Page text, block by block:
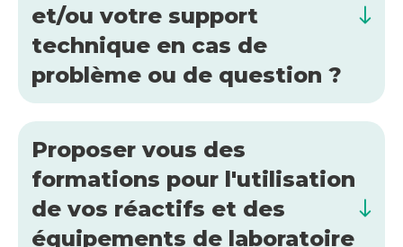
et/ou votre support
technique en cas de
problème ou de question ?
Proposer vous des
formations pour l'utilisation
de vos réactifs et des
équipements de laboratoire